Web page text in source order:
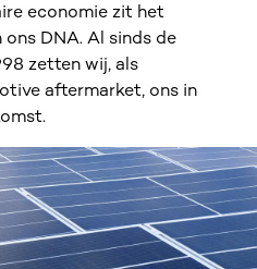
economie zit het
DNA. Al sinds de
zetten wij, als
aftermarket, ons in